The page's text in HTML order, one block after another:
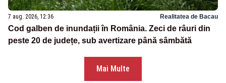
7 aug. 2026, 12:36 Realitatea de Bacau
Cod galben de inundații în România. Zeci de râuri din
peste 20 de județe, sub avertizare până sâmbătă
Mai Multe